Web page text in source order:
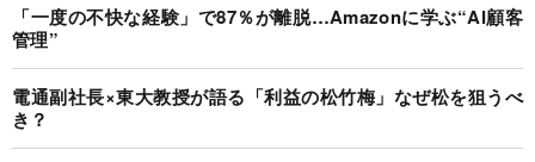
「一度の不快な経験」で87％が離脱…Amazonに学ぶ“AI顧客
管理”
電通副社長×東大教授が語る「利益の松竹梅」なぜ松を狙うべ
き？